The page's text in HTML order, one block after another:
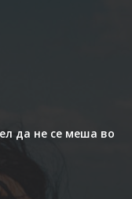
да не се меша во